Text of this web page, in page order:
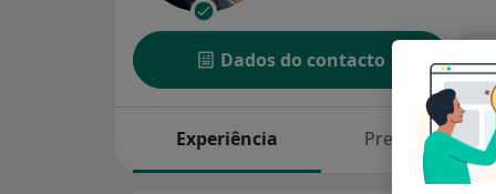
Dados do contacto
Experiência Preços